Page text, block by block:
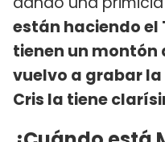
están haciendo el
tienen un montón
vuelvo a grabar
Cris la tiene